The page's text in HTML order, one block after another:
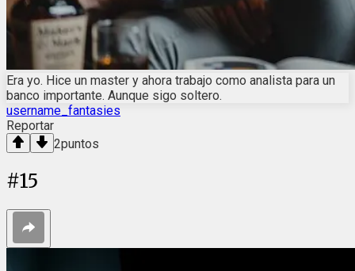
Era yo. Hice un master y ahora trabajo como analista para un
banco importante. Aunque sigo soltero.
username_fantasies
Reportar
2puntos
#15